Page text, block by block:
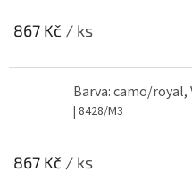
867 Kč / ks
Barva: camo/royal,
| 8428/M3
867 Kč / ks